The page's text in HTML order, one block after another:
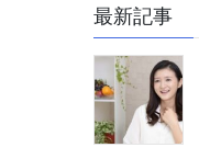
最新記事